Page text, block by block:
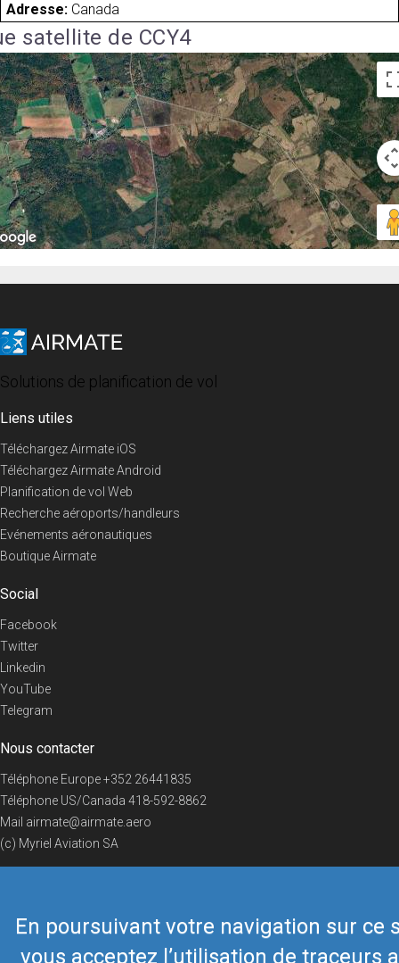
En poursuivant votre navigation sur ce
vous acceptez l’utilisation de traceurs
Adresse: Canada
satellite de CCY4
Solutions de planification de vol
Liens utiles
Téléchargez Airmate iOS
Téléchargez Airmate Android
Planification de vol Web
Recherche aéroports/handleurs
Evénements aéronautiques
Boutique Airmate
Social
Facebook
Twitter
Linkedin
YouTube
Telegram
Nous contacter
Téléphone Europe+352 26441835
Téléphone US/Canada 418-592-8862
Mail airmate@airmate.aero
(c) Myriel Aviation SA
© 2019 Airmate - Conditions d'utilisation -Vie privée Back to top